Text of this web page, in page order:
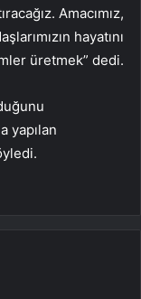
Amacımız,
hayatını
üretmek” dedi.
yapılan